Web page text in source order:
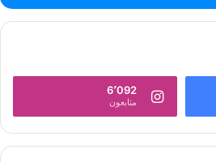
6٬092
متابعون